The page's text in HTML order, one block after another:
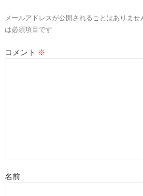
ョ
メールアドレスが公開されることはありませ
は必須項目です
コメント ※
名前